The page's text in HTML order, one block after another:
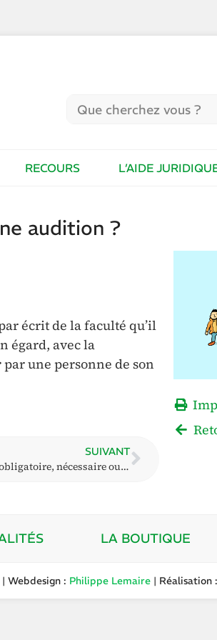
RECOURS L’AIDE
audition ?
écrit de la faculté qu’il
égard, avec la
par une personne de son
SUIVANT
5. 3. Ma présence est-elle obligatoire, nécessaire ou bien, puis-je me faire représenter ?
LA BOUTIQUE
Webdesign : Philippe Lemaire| Réalisation :